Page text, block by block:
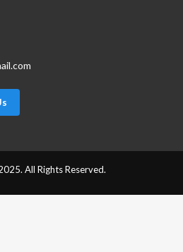
All Rights Reserved.